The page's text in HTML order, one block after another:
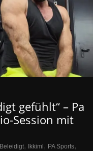
gefühlt“ – Pa
Session mit
Beleidigt, Ikkiml , PA Sports,